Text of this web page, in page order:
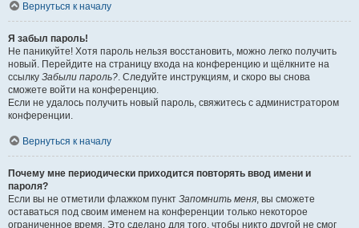
Вернуться к началу
Я забыл пароль!
Не паникуйте! Хотя пароль нельзя восстановить, можно легко получить
новый. Перейдите на страницу входа на конференцию и щёлкните на
ссылку Забыли пароль?. Следуйте инструкциям, и скоро вы снова
сможете войти на конференцию.
Если не удалось получить новый пароль, свяжитесь с администратором
конференции.
Вернуться к началу
Почему мне периодически приходится повторять ввод имени и
пароля?
Если вы не отметили флажком пункт Запомнить меня, вы сможете
оставаться под своим именем на конференции только некоторое
ограниченное время. Это сделано для того, чтобы никто другой не смог